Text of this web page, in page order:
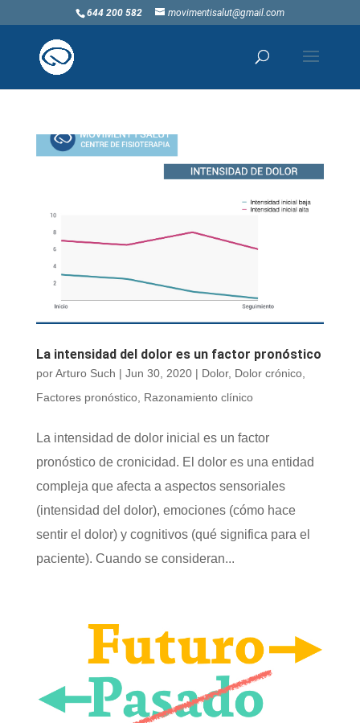
644 200 582 movimentisalut@gmail.com
La intensidad del dolor es un factor pronóstico
porArturo Such | Jun 30, 2020| Dolor, Dolor crónico,
Factores pronóstico, Razonamiento clínico
La intensidad de dolor inicial es un factor
pronóstico de cronicidad. El dolor es una entidad
compleja que afecta a aspectos sensoriales
(intensidad del dolor), emociones (cómo hace
sentir el dolor) y cognitivos (qué significa para el
paciente). Cuando se consideran...